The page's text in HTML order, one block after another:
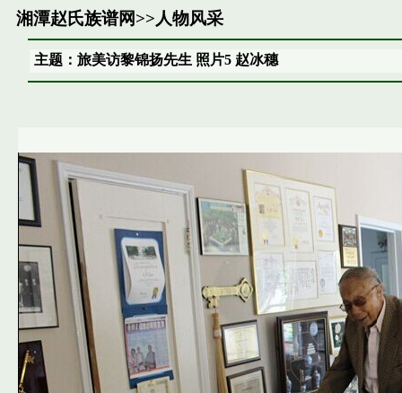
湘潭赵氏族谱网>>人物风采
主题：旅美访黎锦扬先生 照片5 赵冰穗